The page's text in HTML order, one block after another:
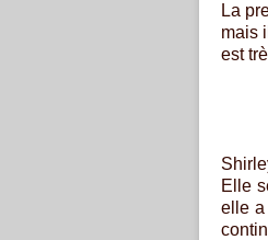
La
mais
est
Elle
elle a